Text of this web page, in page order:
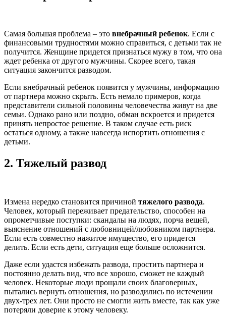
Самая большая проблема – это внебрачный ребенок. Если с
финансовыми трудностями можно справиться, с детьми так не
получится. Женщине придется признаться мужу в том, что она
ждет ребенка от другого мужчины. Скорее всего, такая
ситуация закончится разводом.
Если внебрачный ребенок появится у мужчины, информацию
от партнера можно скрыть. Есть немало примеров, когда
представители сильной половины человечества живут на две
семьи. Однако рано или поздно, обман вскроется и придется
принять непростое решение. В таком случае есть риск
остаться одному, а также навсегда испортить отношения с
детьми.
2. Тяжелый развод
Измена нередко становится причиной тяжелого развода.
Человек, который переживает предательство, способен на
опрометчивые поступки: скандалы на людях, порча вещей,
выяснение отношений с любовницей/любовником партнера.
Если есть совместно нажитое имущество, его придется
делить. Если есть дети, ситуация еще больше осложнится.
Даже если удастся избежать развода, простить партнера и
постоянно делать вид, что все хорошо, сможет не каждый
человек. Некоторые люди прощали своих благоверных,
пытались вернуть отношения, но разводились по истечении
двух-трех лет. Они просто не смогли жить вместе, так как уже
потеряли доверие к этому человеку.